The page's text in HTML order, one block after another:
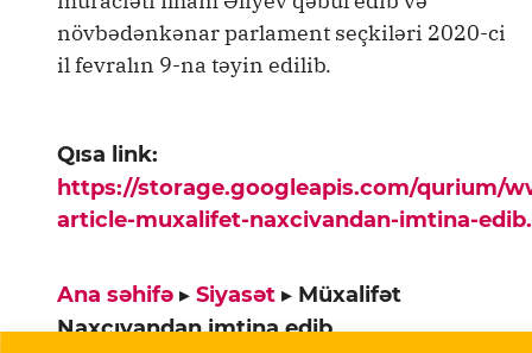
növbədənkənar parlament seçkiləri 2020-ci
il fevralın 9-na təyin edilib.
Qısa link:
https://storage.googleapis.com/qurium/
article-muxalifet-naxcivandan-imtina-
Ana səhifə ▸ Siyasət ▸ Müxalifət
Naxçıvandan imtina edib